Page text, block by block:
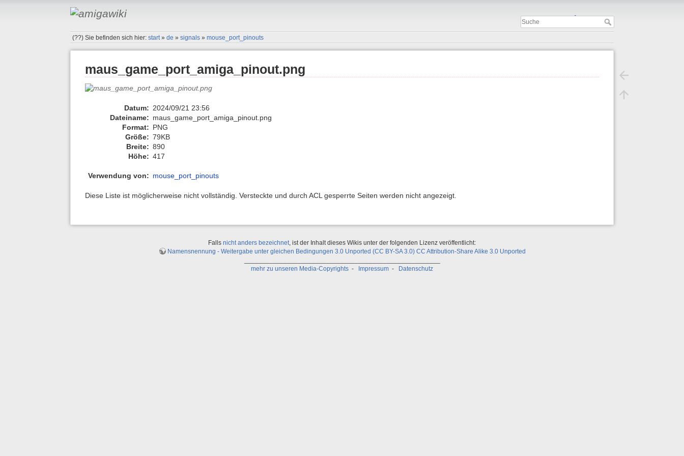
Important
(??)Sie befinden sich hier:start »de »signals »mouse_port_pinouts
maus_game_port_amiga_pinout.png
Datum: 2024/09/21 23:56
Dateiname: maus_game_port_amiga_pinout.png
Format: PNG
Größe: 79KB
Breite: 890
Höhe: 417
Verwendung von: mouse_port_pinouts
Diese Liste ist möglicherweise nicht vollständig. Versteckte und durch ACL gesperrte Seiten werden nicht angezeigt.
Falls nicht anders bezeichnet, ist der Inhalt dieses Wikis unter der folgenden Lizenz veröffentlicht:
Namensnennung - Weitergabe unter gleichen Bedingungen 3.0 Unported (CC BY-SA 3.0) CC Attribution-Share Alike 3.0 Unported
mehr zu unseren Media-Copyrights - Impressum - Datenschutz